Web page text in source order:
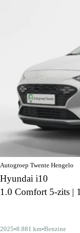
Autogroep Twente Hengelo
Hyundai i10
1.0 Comfort 5-zits |
2025 8.881 km Benzine